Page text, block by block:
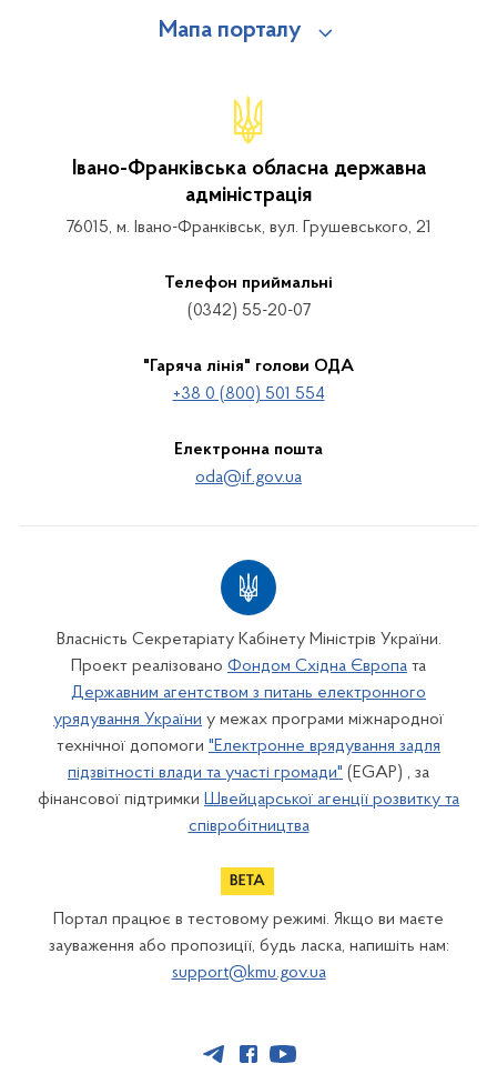
Мапа порталу
Івано-Франківська обласна державна
адміністрація
76015, м. Івано-Франківськ, вул. Грушевського, 21
Телефон приймальні
(0342) 55-20-07
"Гаряча лінія" голови ОДА
+38 0 (800) 501 554
Електронна пошта
oda@if.gov.ua
Власність Секретаріату Кабінету Міністрів України.
Проект реалізовано Фондом Східна Європа та
Державним агентством з питань електронного
урядування України у межах програми міжнародної
технічної допомоги "Електронне врядування задля
підзвітності влади та участі громади" (EGAP) , за
фінансової підтримки Швейцарської агенції розвитку та
співробітництва
Портал працює в тестовому режимі. Якщо ви маєте
зауваження або пропозиції, будь ласка, напишіть нам:
support@kmu.gov.ua